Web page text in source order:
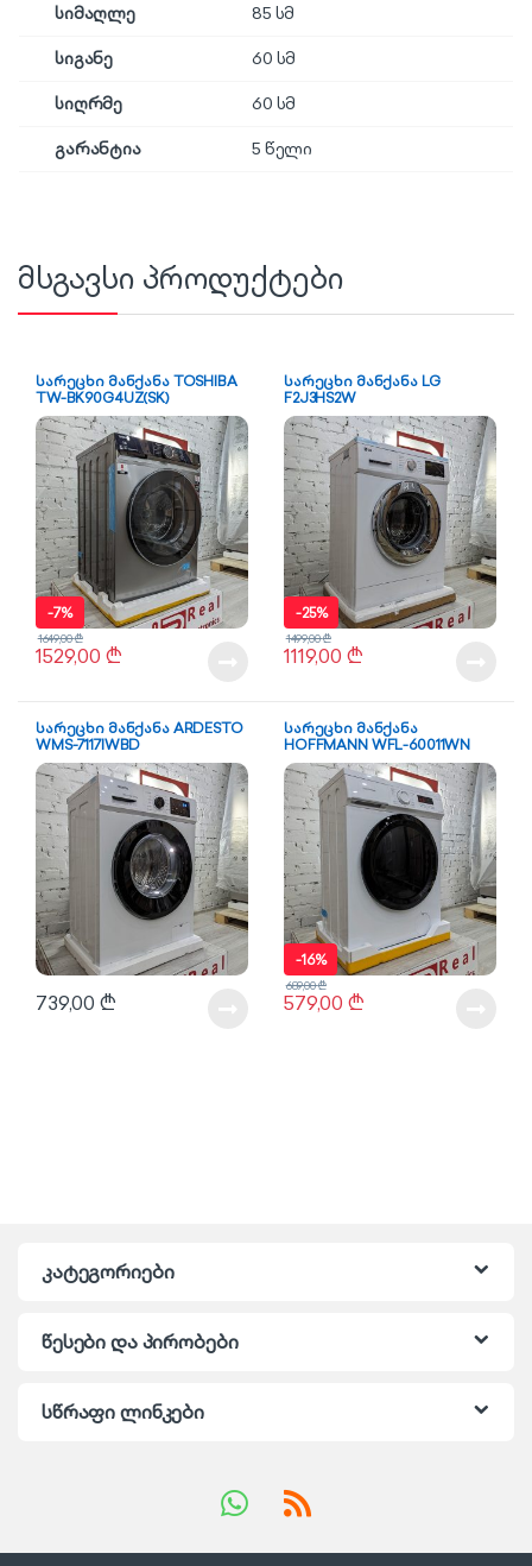
სიმაღლე
85 სმ
სიგანე
60 სმ
სიღრმე
60 სმ
გარანტია
5 წელი
მსგავსი პროდუქტები
სარეცხი მანქანა TOSHIBA
TW-BK90G4UZ(SK)
-7%
1529,00 ₾
1649,00₾
სარეცხი მანქანა LG
F2J3HS2W
-25%
1119,00 ₾
1499,00₾
სარეცხი მანქანა ARDESTO
WMS-7117IWBD
739,00₾
სარეცხი მანქანა
HOFFMANN WFL-60011WN
-16%
579,00₾
689,00₾
კატეგორიები
წესები და პირობები
სწრაფი ლინკები